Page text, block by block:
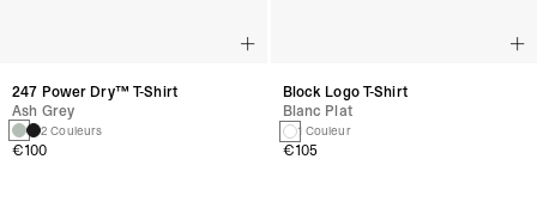
247 Power Dry™ T-Shirt
Ash Grey
2 Couleurs
€100
Block Logo T-Shirt
Blanc Plat
1 Couleur
€105